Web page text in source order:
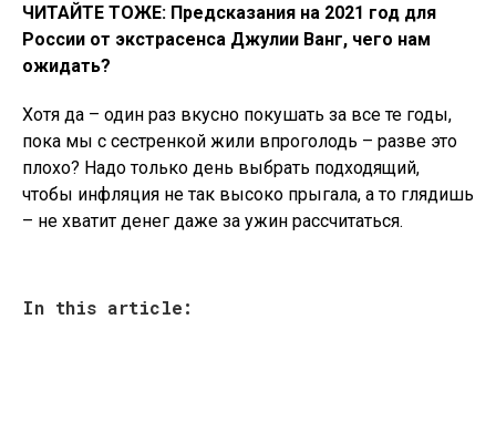
ЧИТАЙТЕ ТОЖЕ: Предсказания на 2021 год для
России от экстрасенса Джулии Ванг, чего нам
ожидать?
Хотя да – один раз вкусно покушать за все те годы,
пока мы с сестренкой жили впроголодь – разве это
плохо? Надо только день выбрать подходящий,
чтобы инфляция не так высоко прыгала, а то глядишь
– не хватит денег даже за ужин рассчитаться.
In this article: